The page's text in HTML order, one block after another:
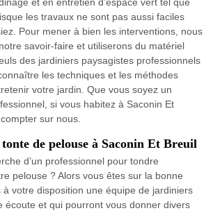
et en entretien d’espace vert tel que
les travaux ne sont pas aussi faciles
Pour mener à bien les interventions, nous
savoir-faire et utiliserons du matériel
des jardiniers paysagistes professionnels
les techniques et les méthodes
votre jardin. Que vous soyez un
si vous habitez à Saconin Et
sur nous.
de pelouse à Saconin Et Breuil
d’un professionnel pour tondre
pelouse ? Alors vous êtes sur la bonne
à votre disposition une équipe de jardiniers
écoute et qui pourront vous donner divers